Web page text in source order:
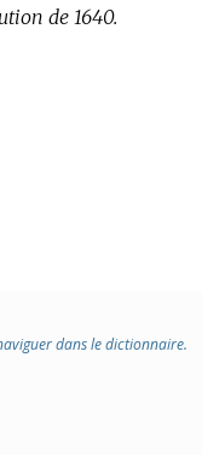
de 1640.
dans le dictionnaire.